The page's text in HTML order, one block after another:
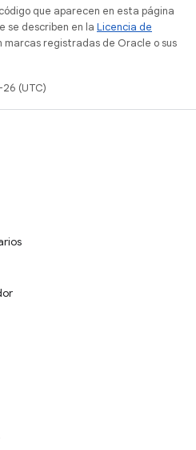
que aparecen en esta página
se describen en la Licencia de
marcas registradas de Oracle o sus
(UTC)